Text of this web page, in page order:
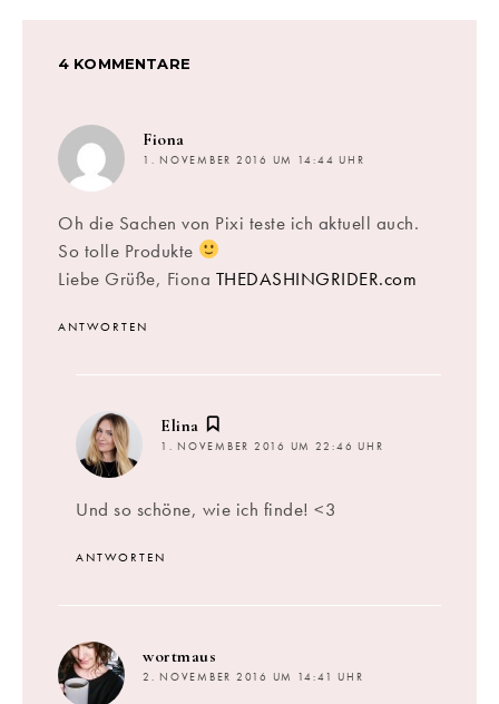
4 KOMMENTARE
Fiona
1. NOVEMBER 2016 UM 14:44 UHR
Oh die Sachen von Pixi teste ich aktuell auch.
So tolle Produkte
Liebe Grüße, Fiona THEDASHINGRIDER.com
ANTWORTEN
Elina
1. NOVEMBER 2016 UM 22:46 UHR
Und so schöne, wie ich finde! <3
ANTWORTEN
wortmaus
2. NOVEMBER 2016 UM 14:41 UHR